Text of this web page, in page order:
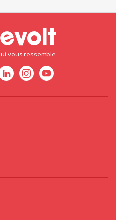
vous ressemble